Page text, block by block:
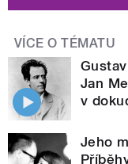
VÍCE O TÉMATU
Jan
v
Jeho